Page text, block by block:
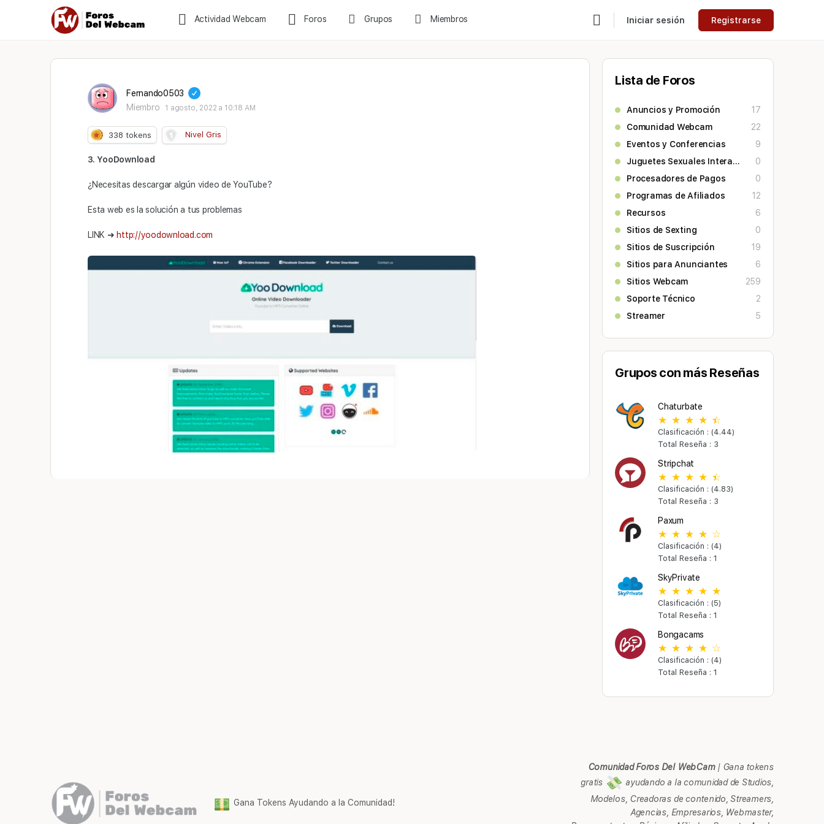
Actividad Webcam Foros Grupos Miembros Iniciar sesión Registrarse
Fernando0503
Miembro
1 agosto, 2022 a 10:18 AM
338 tokens Nivel Gris
3. YooDownload
¿Necesitas descargar algún video de YouTube?
Esta web es la solución a tus problemas
LINK ➜http://yoodownload.com
Lista de Foros
Anuncios y Promoción
17
Comunidad Webcam
22
Eventos y Conferencias
9
Juguetes Sexuales Interactivos
0
Procesadores de Pagos
0
Programas de Afiliados
12
Recursos
6
Sitios de Sexting
0
Sitios de Suscripción
19
Sitios para Anunciantes
6
Sitios Webcam
259
Soporte Técnico
2
Streamer
5
Grupos con más Reseñas
Chaturbate
Clasificación : (4.44)
Total Reseña : 3
Stripchat
Clasificación : (4.83)
Total Reseña : 3
Paxum
Clasificación : (4)
Total Reseña : 1
SkyPrivate
Clasificación : (5)
Total Reseña : 1
Bongacams
Clasificación : (4)
Total Reseña : 1
Gana Tokens Ayudando a la Comunidad!
Comunidad Foros Del WebCam| Gana tokens
gratis
ayudando a la comunidad de Studios,
Modelos, Creadoras de contenido, Streamers,
Agencias, Empresarios, Webmaster,